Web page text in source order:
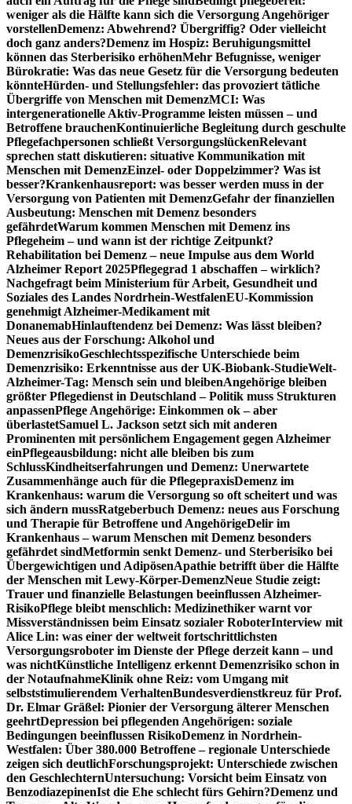
weniger als die Hälfte kann sich die Versorgung Angehöriger
vorstellenDemenz: Abwehrend? Übergriffig? Oder vielleicht
doch ganz anders?Demenz im Hospiz: Beruhigungsmittel
können das Sterberisiko erhöhenMehr Befugnisse, weniger
Bürokratie: Was das neue Gesetz für die Versorgung bedeuten
könnteHürden- und Stellungsfehler: das provoziert tätliche
Übergriffe von Menschen mit DemenzMCI: Was
intergenerationelle Aktiv-Programme leisten müssen – und
Betroffene brauchenKontinuierliche Begleitung durch geschulte
Pflegefachpersonen schließt VersorgungslückenRelevant
sprechen statt diskutieren: situative Kommunikation mit
Menschen mit DemenzEinzel- oder Doppelzimmer? Was ist
besser?Krankenhausreport: was besser werden muss in der
Versorgung von Patienten mit DemenzGefahr der finanziellen
Ausbeutung: Menschen mit Demenz besonders
gefährdetWarum kommen Menschen mit Demenz ins
Pflegeheim – und wann ist der richtige Zeitpunkt?
Rehabilitation bei Demenz – neue Impulse aus dem World
Alzheimer Report 2025Pflegegrad 1 abschaffen – wirklich?
Nachgefragt beim Ministerium für Arbeit, Gesundheit und
Soziales des Landes Nordrhein-WestfalenEU-Kommission
genehmigt Alzheimer-Medikament mit
DonanemabHinlauftendenz bei Demenz: Was lässt bleiben?
Neues aus der Forschung: Alkohol und
DemenzrisikoGeschlechtsspezifische Unterschiede beim
Demenzrisiko: Erkenntnisse aus der UK-Biobank-StudieWelt-
Alzheimer-Tag: Mensch sein und bleibenAngehörige bleiben
größter Pflegedienst in Deutschland – Politik muss Strukturen
anpassenPflege Angehörige: Einkommen ok – aber
überlastetSamuel L. Jackson setzt sich mit anderen
Prominenten mit persönlichem Engagement gegen Alzheimer
einPflegeausbildung: nicht alle bleiben bis zum
SchlussKindheitserfahrungen und Demenz: Unerwartete
Zusammenhänge auch für die PflegepraxisDemenz im
Krankenhaus: warum die Versorgung so oft scheitert und was
sich ändern mussRatgeberbuch Demenz: neues aus Forschung
und Therapie für Betroffene und AngehörigeDelir im
Krankenhaus – warum Menschen mit Demenz besonders
gefährdet sindMetformin senkt Demenz- und Sterberisiko bei
Übergewichtigen und AdipösenApathie betrifft über die Hälfte
der Menschen mit Lewy-Körper-DemenzNeue Studie zeigt:
Trauer und finanzielle Belastungen beeinflussen Alzheimer-
RisikoPflege bleibt menschlich: Medizinethiker warnt vor
Missverständnissen beim Einsatz sozialer RoboterInterview mit
Alice Lin: was einer der weltweit fortschrittlichsten
Versorgungsroboter im Dienste der Pflege derzeit kann – und
was nichtKünstliche Intelligenz erkennt Demenzrisiko schon in
der NotaufnahmeKlinik ohne Reiz: vom Umgang mit
selbststimulierendem VerhaltenBundesverdienstkreuz für Prof.
Dr. Elmar Gräßel: Pionier der Versorgung älterer Menschen
geehrtDepression bei pflegenden Angehörigen: soziale
Bedingungen beeinflussen RisikoDemenz in Nordrhein-
Westfalen: Über 380.000 Betroffene – regionale Unterschiede
zeigen sich deutlichForschungsprojekt: Unterschiede zwischen
den GeschlechternUntersuchung: Vorsicht beim Einsatz von
BenzodiazepinenIst die Ehe schlecht fürs Gehirn?Demenz und